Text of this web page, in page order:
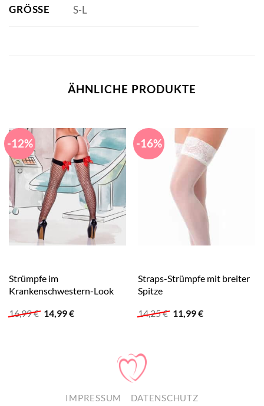
GRÖSSE S-L
ÄHNLICHE PRODUKTE
-12%
Strümpfe im
Krankenschwestern-Look
16,99€ Ursprünglicher
Preis
14,99€Aktueller
-16%
Straps-Strümpfe mit breiter
Spitze
14,25€ Ursprünglicher
Preis
11,99€Aktueller
IMPRESSUM DATENSCHUTZ